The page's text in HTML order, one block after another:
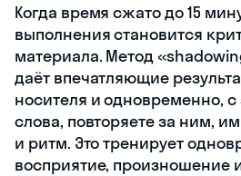
Когда время сжато до 15
выполнения становится
материала. Метод
даёт впечатляющие
носителя и одновременно, с
слова, повторяете за ним,
и ритм. Это тренирует
восприятие, произношение